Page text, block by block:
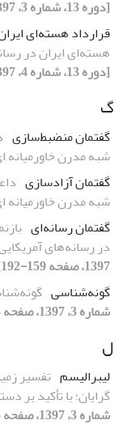
[دوره 13، شماره 3، 1397، صفحه 37-72]
قرارداد هسته‌ای
هسته‌ای ایران در
[دوره 13، شماره 4، 1397، صفحه 159-192]
گ
گفتمان منضبط‌سازی
شبه مدرن خاورمیانه
گفتمان آزادسازی
شبه مدرن خاورمیانه
گفتمان رسانه‌ای
در رسانه‌های
1397، صفحه 159-192]
گونه‌شناسی
شماره 3، 1397، صفحه 103-134]
ل
لیبرالیسم تفسیر
گرایان؛ با تأکید بر
شماره 3، 1397، صفحه 185-215]